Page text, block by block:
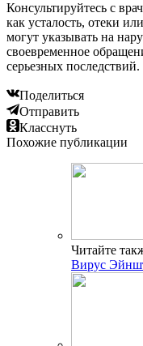
Консультируйтесь с
как усталость, отеки
могут указывать на
своевременное
серьезных последствий.
Поделиться
Отправить
Класснуть
Похожие публикации
Читайте
Вирус